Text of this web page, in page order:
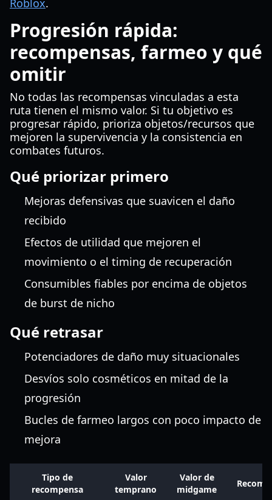
Roblox.
Progresión rápida:
recompensas, farmeo y qué
omitir
No todas las recompensas vinculadas a esta
ruta tienen el mismo valor. Si tu objetivo es
progresar rápido, prioriza objetos/recursos que
mejoren la supervivencia y la consistencia en
combates futuros.
Qué priorizar primero
Mejoras defensivas que suavicen el daño
recibido
Efectos de utilidad que mejoren el
movimiento o el timing de recuperación
Consumibles fiables por encima de objetos
de burst de nicho
Qué retrasar
Potenciadores de daño muy situacionales
Desvíos solo cosméticos en mitad de la
progresión
Bucles de farmeo largos con poco impacto de
mejora
Tipo de
recompensa
Valor
temprano
Valor de
midgame